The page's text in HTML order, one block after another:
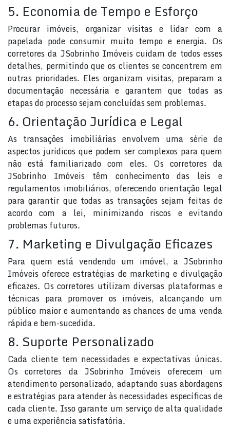
5. Economia de Tempo e Esforço
Procurar imóveis, organizar visitas e lidar com a
papelada pode consumir muito tempo e energia. Os
corretores da JSobrinho Imóveis cuidam de todos esses
detalhes, permitindo que os clientes se concentrem em
outras prioridades. Eles organizam visitas, preparam a
documentação necessária e garantem que todas as
etapas do processo sejam concluídas sem problemas.
6. Orientação Jurídica e Legal
As transações imobiliárias envolvem uma série de
aspectos jurídicos que podem ser complexos para quem
não está familiarizado com eles. Os corretores da
JSobrinho Imóveis têm conhecimento das leis e
regulamentos imobiliários, oferecendo orientação legal
para garantir que todas as transações sejam feitas de
acordo com a lei, minimizando riscos e evitando
problemas futuros.
7. Marketing e Divulgação Eficazes
Para quem está vendendo um imóvel, a JSobrinho
Imóveis oferece estratégias de marketing e divulgação
eficazes. Os corretores utilizam diversas plataformas e
técnicas para promover os imóveis, alcançando um
público maior e aumentando as chances de uma venda
rápida e bem-sucedida.
8. Suporte Personalizado
Cada cliente tem necessidades e expectativas únicas.
Os corretores da JSobrinho Imóveis oferecem um
atendimento personalizado, adaptando suas abordagens
e estratégias para atender às necessidades específicas de
cada cliente. Isso garante um serviço de alta qualidade
e uma experiência satisfatória.